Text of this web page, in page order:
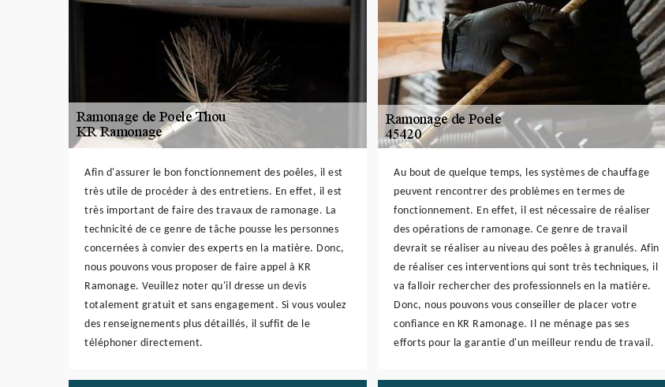
Afin d'assurer le bon fonctionnement des poêles, il est
très utile de procéder à des entretiens. En effet, il est
très important de faire des travaux de ramonage. La
technicité de ce genre de tâche pousse les personnes
concernées à convier des experts en la matière. Donc,
nous pouvons vous proposer de faire appel à KR
Ramonage. Veuillez noter qu'il dresse un devis
totalement gratuit et sans engagement. Si vous voulez
des renseignements plus détaillés, il suffit de le
téléphoner directement.
Au bout de quelque temps, les systèmes de chauffage
peuvent rencontrer des problèmes en termes de
fonctionnement. En effet, il est nécessaire de réaliser
des opérations de ramonage. Ce genre de travail
devrait se réaliser au niveau des poêles à granulés. Afin
de réaliser ces interventions qui sont très techniques, il
va falloir rechercher des professionnels en la matière.
Donc, nous pouvons vous conseiller de placer votre
confiance en KR Ramonage. Il ne ménage pas ses
efforts pour la garantie d'un meilleur rendu de travail.